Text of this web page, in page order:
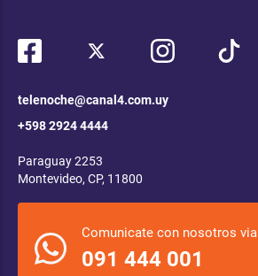
telenoche@canal4.com.uy
+598 2924 4444
Paraguay 2253
Montevideo, CP, 11800
Comunicate con nosotros via
091 444 001